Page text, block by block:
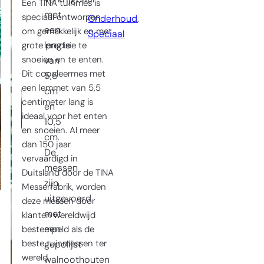
Een TINA tuinmes is
speciaal ontworpen
om gemakkelijk en met
grote precisie te
snoeien en te enten.
Dit copuleermes met
een lemmet van 5,5
centimeter lang is
ideaal voor het enten
en snoeien. Al meer
dan 150 jaar
vervaardigd in
Duitsland door de TINA
Messerfabrik, worden
deze messen door
klanten wereldwijd
bestempeld als de
beste tuinmessen ter
wereld.
met
een
lengte
van
5,5
cm
en
10,5
cm.
De
messen
zijn
uitgevoerd
met
een
gepolijst
walnoothouten
Onderhoud
Speciaal